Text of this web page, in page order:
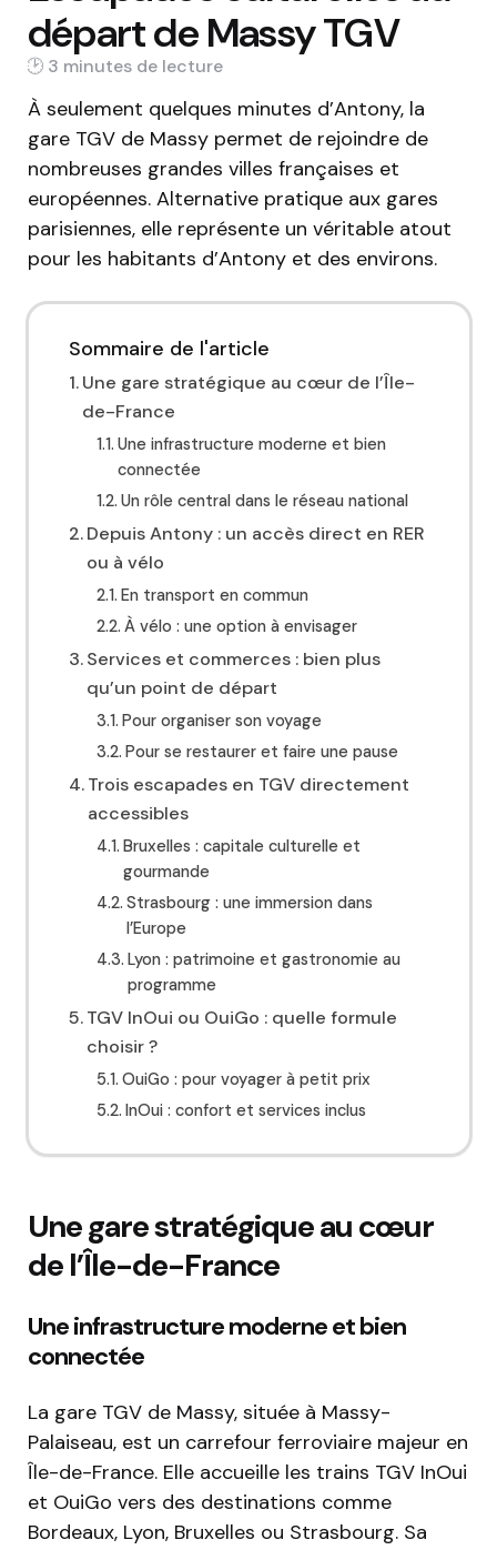
départ de Massy TGV
3 min
À seulement quelques minutes d’Antony, la
gare TGV de Massy permet de rejoindre de
nombreuses grandes villes françaises et
européennes. Alternative pratique aux gares
parisiennes, elle représente un véritable atout
pour les habitants d’Antony et des environs.
Sommaire de l'article
Une gare stratégique au cœur de l’Île-
de-France
Une infrastructure moderne et bien
connectée
Un rôle central dans le réseau national
Depuis Antony : un accès direct en RER
ou à vélo
En transport en commun
À vélo : une option à envisager
Services et commerces : bien plus
qu’un point de départ
Pour organiser son voyage
Pour se restaurer et faire une pause
Trois escapades en TGV directement
accessibles
Bruxelles : capitale culturelle et
gourmande
Strasbourg : une immersion dans
l’Europe
Lyon : patrimoine et gastronomie au
programme
TGV InOui ou OuiGo : quelle formule
choisir ?
OuiGo : pour voyager à petit prix
InOui : confort et services inclus
Une gare stratégique au cœur
de l’Île-de-France
Une infrastructure moderne et bien
connectée
La gare TGV de Massy, située à Massy-
Palaiseau, est un carrefour ferroviaire majeur en
Île-de-France. Elle accueille les trains TGV InOui
et OuiGo vers des destinations comme
Bordeaux, Lyon, Bruxelles ou Strasbourg. Sa